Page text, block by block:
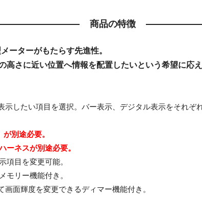
商品の特徴
ーターがもたらす先進性。
高さに近い位置へ情報を配置したいという希望に応え
示したい項目を選択。バー表示、デジタル表示をそれぞ
別途必要。
ーネスが別途必要。
項目を変更可能。
モリー機能付き。
画面輝度を変更できるディマー機能付き。